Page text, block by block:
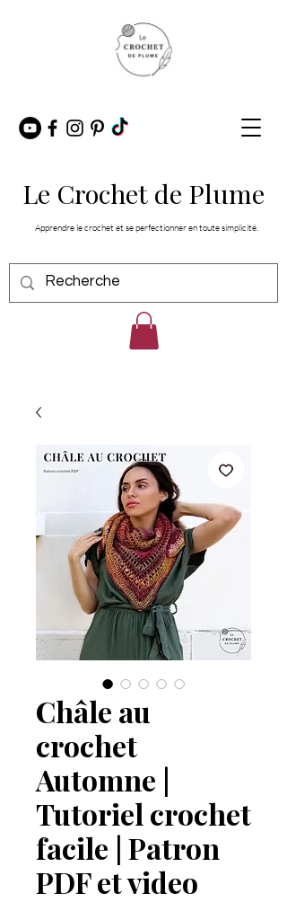
Le Crochet de Plume
Apprendre le crochet et se perfectionner en toute simplicité.
Châle au
crochet
Automne |
Tutoriel crochet
facile | Patron
PDF et video